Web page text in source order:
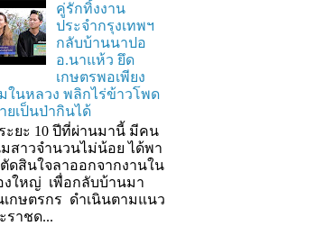
คู่รักทิ้งงาน
ประจำกรุงเทพฯ
กลับบ้านนาปอ
อ.นาแห้ว ยึด
เกษตรพอเพียง
ในหลวง พลิกไร่ข้าวโพด
ยเป็นป่ากินได้
ะยะ 10 ปีที่ผ่านมานี้ มีคน
สาวจำนวนไม่น้อย ได้พา
ดสินใจลาออกจากงานใน
งใหญ่ เพื่อกลับบ้านมา
เกษตรกร ดำเนินตามแนว
ราชด...